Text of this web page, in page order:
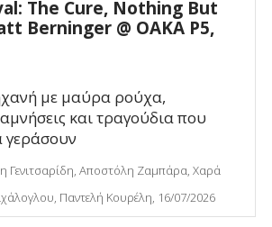
The Cure, Nothing But
Berninger @ ΟΑΚΑ P5,
με μαύρα ρούχα,
και τραγούδια που
γεράσουν
Γενιτσαρίδη, Αποστόλη Ζαμπάρα, Χαρά
Παντελή Κουρέλη, 16/07/2026